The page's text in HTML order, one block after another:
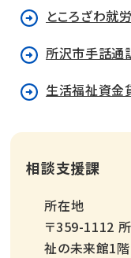
ところざわ就
所沢市手話通
生活福祉資金
相談支援課
所在地
〒359-1112
祉の未来館1階